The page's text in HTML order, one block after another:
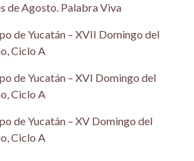
de Agosto. Palabra Viva
de Yucatán – XVII Domingo del
Ciclo A
de Yucatán – XVI Domingo del
Ciclo A
de Yucatán – XV Domingo del
Ciclo A